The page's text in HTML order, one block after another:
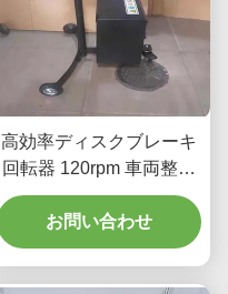
高効率ディスクブレーキ
回転器 120rpm 車両整備
用 T2009
お問い合わせ